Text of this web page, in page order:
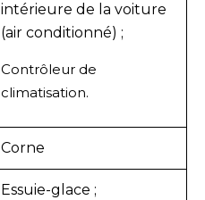
intérieure de la voiture
(air conditionné) ;
Contrôleur de
climatisation.
Corne
Essuie-glace ;